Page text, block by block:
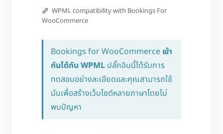
WPML compatibility with Bookings For
WooCommerce
Bookings for WooCommerce เข้า
กันได้กับ WPML ปลั๊กอินนี้ได้รับการ
ทดสอบอย่างละเอียดและคุณสามารถใช้
มันเพื่อสร้างเว็บไซต์หลายภาษาโดยไม่
พบปัญหา